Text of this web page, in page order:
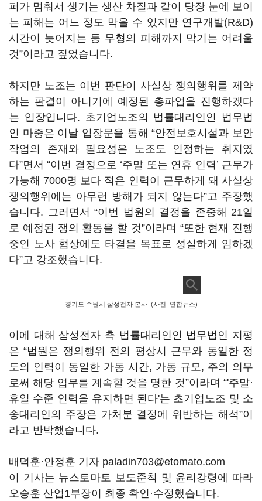
퍼가 멈춰서 생기는 생산 차질과 같이 당장 눈에 보이
는 피해는 어느 정도 막을 수 있지만 연구개발(R&D)
시간이 늦어지는 등 무형의 피해까지 막기는 어려울
것”이라고 짚었습니다.
하지만 노조는 이번 판단이 사실상 쟁의행위를 제약
하는 판결이 아니기에 예정된 총파업을 진행하겠다
는 입장입니다. 초기업노조의 법률대리인인 법무법
인 마중은 이날 입장문을 통해“안전보호시설과 보안
작업의 존재와 필요성은 노조도 인정하는 취지였
다”면서“이번 결정으로 ‘주말 또는 연휴 인력’ 근무가
가능해 7000명 보다 적은 인력이 근무하게 돼 사실상
쟁의행위에는 아무런 방해가 되지 않는다”고 주장했
습니다. 그러면서 “이번 법원의 결정을 존중해 21일
로 예정된 쟁의 활동을 할 것”이라며 “또한 현재 진행
중인 노사 협상에도 타결을 목표로 성실하게 임하겠
다”고 강조했습니다.
경기도 수원시 삼성전자 본사. (사진=연합뉴스)
이에 대해 삼성전자 측 법률대리인인 법무법인 지평
은“법원은 쟁의행위 전의 평상시 근무와 동일한 정
도의 인력이 동일한 가동 시간, 가동 규모, 주의 의무
로써 해당 업무를 계속할 것을 명한 것”이라며“'주말·
휴일 수준 인력을 유지하면 된다'는 초기업노조 및 소
송대리인의 주장은 가처분 결정에 위반하는 해석”이
라고 반박했습니다.
배덕훈·안정훈 기자 paladin703@etomato.com
이 기사는 뉴스토마토 보도준칙 및 윤리강령에 따라
오승훈 산업1부장이 최종 확인·수정했습니다.